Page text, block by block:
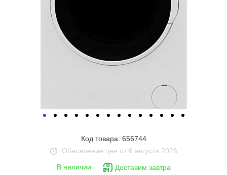
Код товара: 656744
В наличии Доставим завтра
Обновление цен от 6 августа 2026